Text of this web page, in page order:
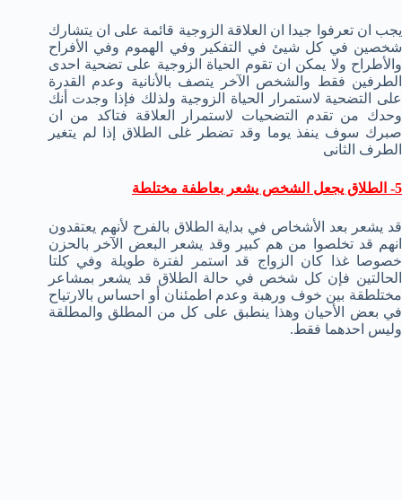
يجب ان تعرفوا جيدا ان العلاقة الزوجية قائمة على ان يتشارك
شخصين في كل شيئ في التفكير وفي الهموم وفي الأفراح
والأطراح ولا يمكن ان تقوم الحياة الزوجية على تضحية احدى
الطرفين فقط والشخص الآخر يتصف بالأنانية وعدم القدرة
على التضحية لاستمرار الحياة الزوجية ولذلك فإذا وجدت أنك
وحدك من تقدم التضحيات لاستمرار العلاقة فتاكد من ان
صبرك سوف ينفذ يوما وقد تضطر غلى الطلاق إذا لم يتغير
الطرف الثانى
5- الطلاق يجعل الشخص يشعر بعاطفة مختلطة
قد يشعر بعد الأشخاص في بداية الطلاق بالفرح لأنهم يعتقدون
انهم قد تخلصوا من هم كبير وقد يشعر البعض الآخر بالحزن
خصوصا غذا كان الزواج قد استمر لفترة طويلة وفي كلتا
الحالتين فإن كل شخص في حالة الطلاق قد يشعر بمشاعر
مختلطقة بين خوف ورهبة وعدم اطمئنان أو احساس بالارتياح
في بعض الأحيان وهذا ينطبق على كل من المطلق والمطلقة
وليس احدهما فقط.